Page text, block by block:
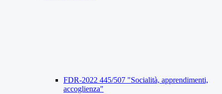
FDR-2022 445/507 "Socialità, apprendimenti,
accoglienza"